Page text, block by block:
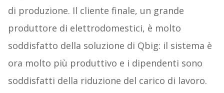
di produzione. Il cliente finale, un grande
produttore di elettrodomestici, è molto
soddisfatto della soluzione di Qbig: il sistema è
ora molto più produttivo e i dipendenti sono
soddisfatti della riduzione del carico di lavoro.